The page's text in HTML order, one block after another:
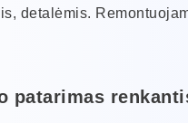
detalėmis.
patarimas